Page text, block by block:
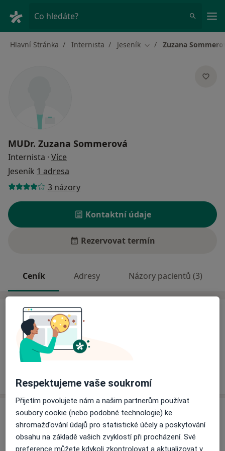
Co hledáte?
Hlavní Stránka Internista Jeseník Změna města
Zuzana
MUDr. Zuzana Sommerová
Internista · Více
Jeseník 1 adresa
3 názory
Kontaktní údaje
Rezervovat termín
Ceník Adresy Názory pacientů (3)
Ceník
Informace o službách a cenách nejsou k dispozici
Tento specialista ještě nepřidával žádné informace o
Adresa
Odborný lékař internista a diabetolog
Dukelská 456, Jeseník79001
Respektujeme vaše soukromí
Přijetím povolujete nám a našim partnerům používat
soubory cookie (nebo podobné technologie) ke
shromažďování údajů pro statistické účely a poskytování
obsahu na základě vašich zvyklostí při procházení. Své
preference můžete kdykoli zkontrolovat a aktualizovat v